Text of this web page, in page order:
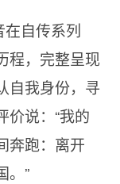
自传系列
程，完整呈现
自我身份，寻
价说：“我的
奔跑：离开
。”